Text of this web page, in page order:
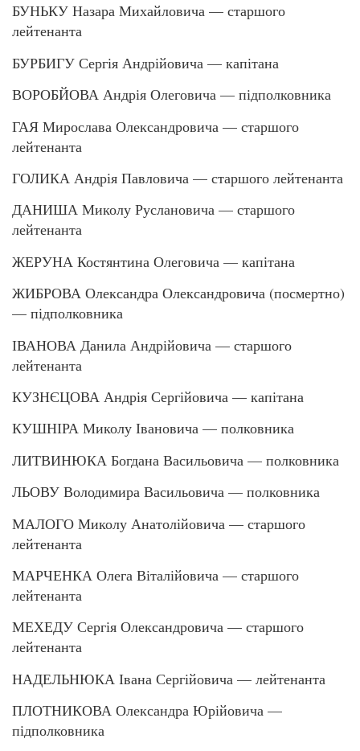
БУНЬКУ Назара Михайловича — старшого
лейтенанта
БУРБИГУ Сергія Андрійовича — капітана
ВОРОБЙОВА Андрія Олеговича — підполковника
ГАЯ Мирослава Олександровича — старшого
лейтенанта
ГОЛИКА Андрія Павловича — старшого лейтенанта
ДАНИША Миколу Руслановича — старшого
лейтенанта
ЖЕРУНА Костянтина Олеговича — капітана
ЖИБРОВА Олександра Олександровича (посмертно)
— підполковника
ІВАНОВА Данила Андрійовича — старшого
лейтенанта
КУЗНЄЦОВА Андрія Сергійовича — капітана
КУШНІРА Миколу Івановича — полковника
ЛИТВИНЮКА Богдана Васильовича — полковника
ЛЬОВУ Володимира Васильовича — полковника
МАЛОГО Миколу Анатолійовича — старшого
лейтенанта
МАРЧЕНКА Олега Віталійовича — старшого
лейтенанта
МЕХЕДУ Сергія Олександровича — старшого
лейтенанта
НАДЕЛЬНЮКА Івана Сергійовича — лейтенанта
ПЛОТНИКОВА Олександра Юрійовича —
підполковника